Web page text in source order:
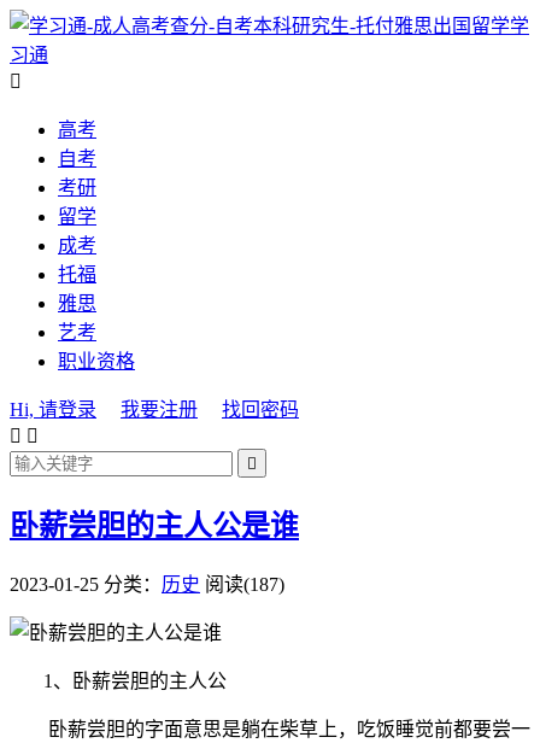
学
习通

高考
自考
考研
留学
成考
托福
雅思
艺考
职业资格
Hi, 请登录 我要注册
找回密码
 

卧薪尝胆的主人公是谁
2023-01-25 分类： 历史 阅读(187)
1、卧薪尝胆的主人公
卧薪尝胆的字面意思是躺在柴草上，吃饭睡觉前都要尝一